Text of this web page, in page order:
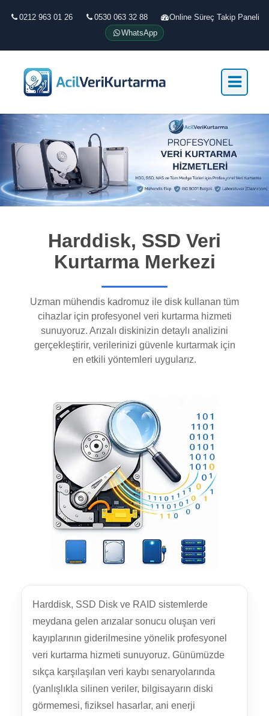
0212 963 01 26 0530 063 32 88
Online Süreç Takip Paneli
WhatsApp
Harddisk, SSD Veri
Kurtarma Merkezi
Uzman mühendis kadromuz ile disk kullanan tüm
cihazlar için profesyonel veri kurtarma hizmeti
sunuyoruz. Arızalı diskinizin detaylı analizini
gerçekleştirir, verilerinizi güvenle kurtarmak için
en etkili yöntemleri uygularız.
Harddisk, SSD Disk ve RAID sistemlerde
meydana gelen arızalar sonucu oluşan veri
kayıplarının giderilmesine yönelik profesyonel
veri kurtarma hizmeti sunuyoruz. Günümüzde
sıkça karşılaşılan veri kaybı senaryolarında
(yanlışlıkla silinen veriler, bilgisayarın diski
görmemesi, fiziksel hasarlar, ani enerji